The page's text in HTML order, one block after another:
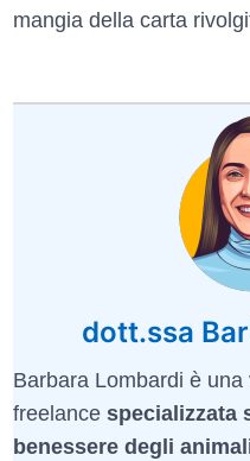
mangia della carta
dott.ssa
Barbara Lombardi è
freelance specializzata
benessere degli